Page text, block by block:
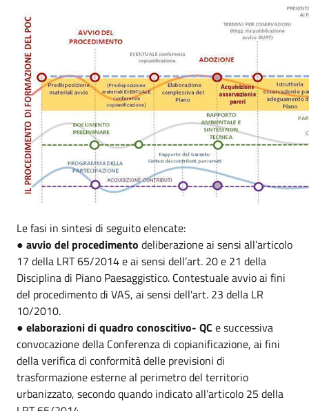
Le fasi in sintesi di seguito elencate:
● avvio del procedimento deliberazione ai sensi all’articolo
17 della LRT 65/2014 e ai sensi dell’art. 20 e 21 della
Disciplina di Piano Paesaggistico. Contestuale avvio ai fini
del procedimento di VAS, ai sensi dell'art. 23 della LR
10/2010.
● elaborazioni di quadro conoscitivo- QC e successiva
convocazione della Conferenza di copianificazione, ai fini
della verifica di conformità delle previsioni di
trasformazione esterne al perimetro del territorio
urbanizzato, secondo quando indicato all’articolo 25 della